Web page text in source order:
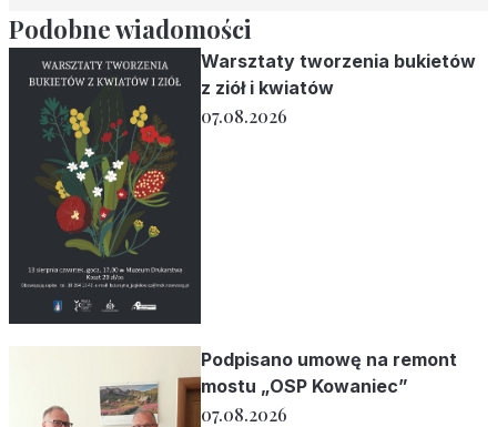
Podobne wiadomości
Warsztaty tworzenia bukietów
z ziół i kwiatów
07.08.2026
Podpisano umowę na remont
mostu „OSP Kowaniec”
07.08.2026